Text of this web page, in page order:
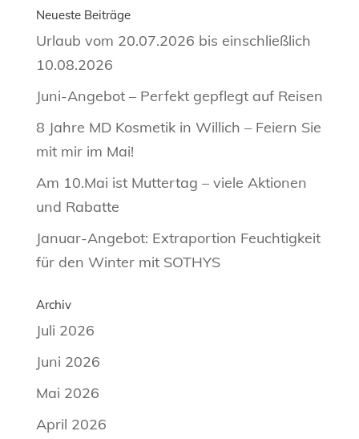
Neueste Beiträge
Urlaub vom 20.07.2026 bis einschließlich
10.08.2026
Juni-Angebot – Perfekt gepflegt auf Reisen
8 Jahre MD Kosmetik in Willich – Feiern Sie
mit mir im Mai!
Am 10.Mai ist Muttertag – viele Aktionen
und Rabatte
Januar-Angebot: Extraportion Feuchtigkeit
für den Winter mit SOTHYS
Archiv
Juli 2026
Juni 2026
Mai 2026
April 2026